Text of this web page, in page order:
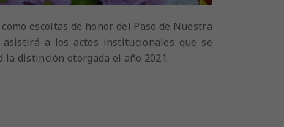
escoltas de honor del Paso de Nuestra
a los actos institucionales que se
la distinción otorgada el año 2021.